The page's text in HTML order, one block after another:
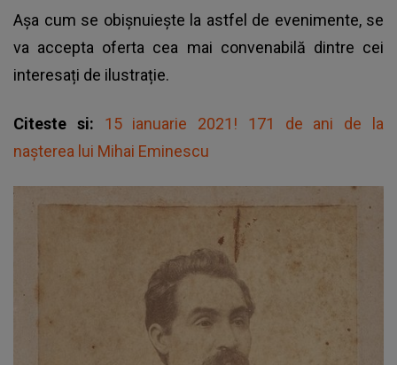
Așa cum se obișnuiește la astfel de evenimente, se
va accepta oferta cea mai convenabilă dintre cei
interesați de ilustrație.
Citeste si: 15 ianuarie 2021! 171 de ani de la
nașterea lui Mihai Eminescu